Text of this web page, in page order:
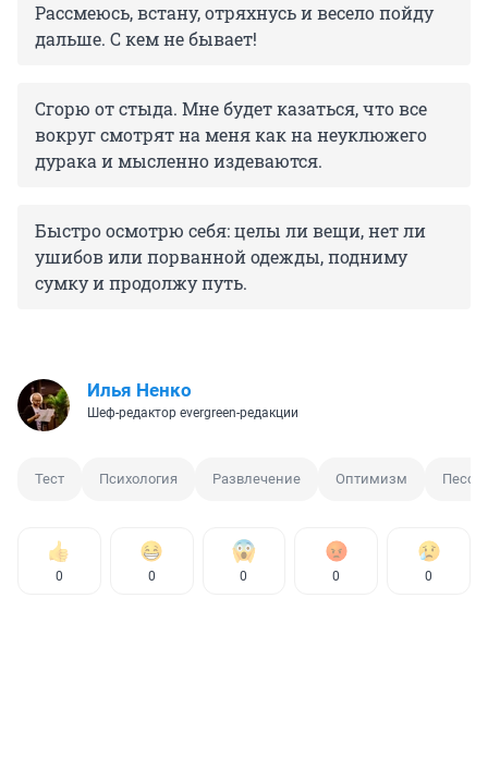
Рассмеюсь, встану, отряхнусь и весело пойду
дальше. С кем не бывает!
Сгорю от стыда. Мне будет казаться, что все
вокруг смотрят на меня как на неуклюжего
дурака и мысленно издеваются.
Быстро осмотрю себя: целы ли вещи, нет ли
ушибов или порванной одежды, подниму
сумку и продолжу путь.
Илья Ненко
Шеф-редактор evergreen-редакции
Тест Психология Развлечение Оптимизм
0 0 0 0 0